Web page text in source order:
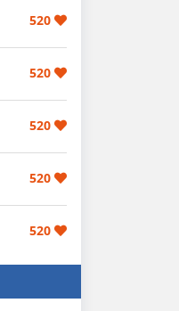
520
520
520
520
520